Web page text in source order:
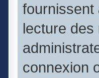
fournissent
lecture
connexion